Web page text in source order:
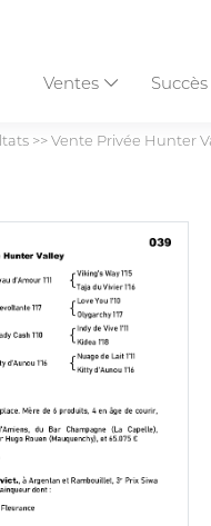
Ventes Succès
>>Vente Privée Hunter